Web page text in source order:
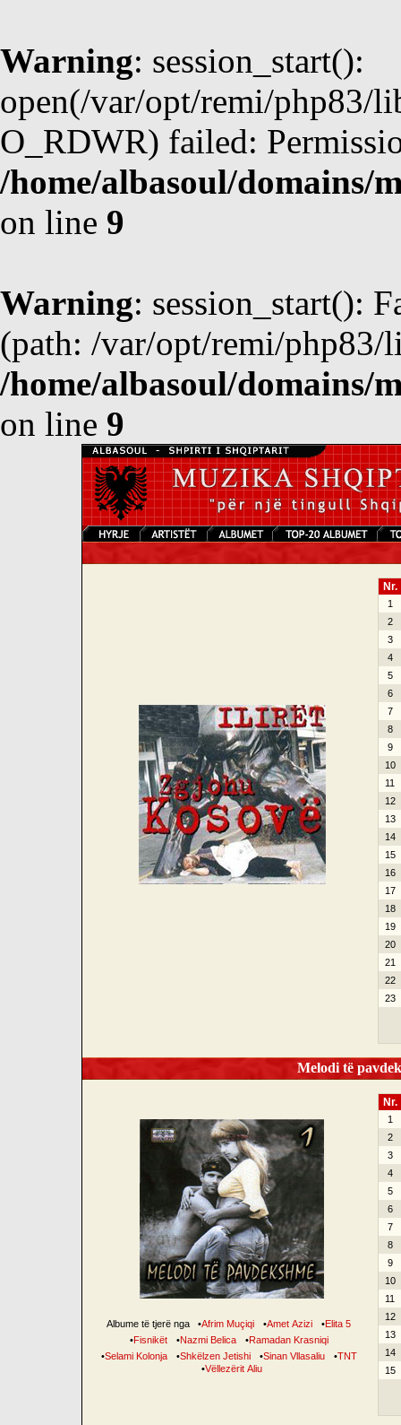
Warning: session_start():
open(/var/opt/remi/php83/
O_RDWR) failed:
/home/albasoul/domains/
on line 9
Warning: session_start():
(path: /var/opt/remi/php83/
/home/albasoul/domains/
on line 9
Nr.
1
2
3
4
5
6
7
8
9
10
11
12
13
14
15
16
17
18
19
20
21
22
23
Melodi të
Albume të tjerë nga •Afrim Muçiqi •Amet Azizi •Elita 5
•Fisnikët •Nazmi Belica •Ramadan Krasniqi
•Selami Kolonja •Shkëlzen Jetishi •Sinan Vllasaliu •TNT
•Vëllezërit Aliu
Nr.
1
2
3
4
5
6
7
8
9
10
11
12
13
14
15